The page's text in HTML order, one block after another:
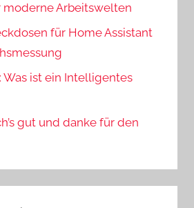
moderne Arbeitswelten
für Home Assistant
Was ist ein Intelligentes
gut und danke für den